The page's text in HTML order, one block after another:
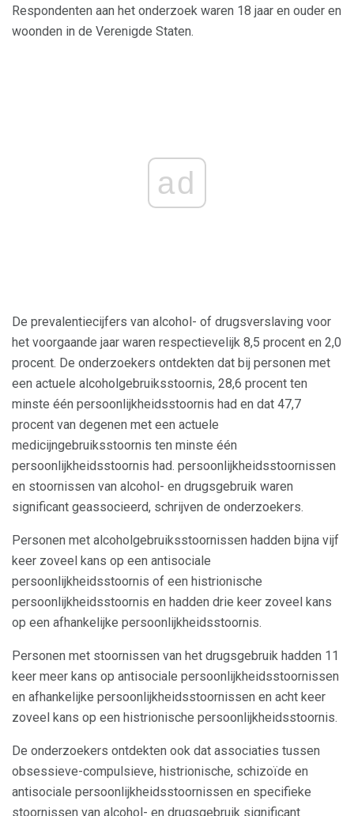
Respondenten aan het onderzoek waren 18 jaar en ouder en
woonden in de Verenigde Staten.
ad
De prevalentiecijfers van alcohol- of drugsverslaving voor
het voorgaande jaar waren respectievelijk 8,5 procent en 2,0
procent. De onderzoekers ontdekten dat bij personen met
een actuele alcoholgebruiksstoornis, 28,6 procent ten
minste één persoonlijkheidsstoornis had en dat 47,7
procent van degenen met een actuele
medicijngebruiksstoornis ten minste één
persoonlijkheidsstoornis had. persoonlijkheidsstoornissen
en stoornissen van alcohol- en drugsgebruik waren
significant geassocieerd, schrijven de onderzoekers.
Personen met alcoholgebruiksstoornissen hadden bijna vijf
keer zoveel kans op een antisociale
persoonlijkheidsstoornis of een histrionische
persoonlijkheidsstoornis en hadden drie keer zoveel kans
op een afhankelijke persoonlijkheidsstoornis.
Personen met stoornissen van het drugsgebruik hadden 11
keer meer kans op antisociale persoonlijkheidsstoornissen
en afhankelijke persoonlijkheidsstoornissen en acht keer
zoveel kans op een histrionische persoonlijkheidsstoornis.
De onderzoekers ontdekten ook dat associaties tussen
obsessieve-compulsieve, histrionische, schizoïde en
antisociale persoonlijkheidsstoornissen en specifieke
stoornissen van alcohol- en drugsgebruik significant